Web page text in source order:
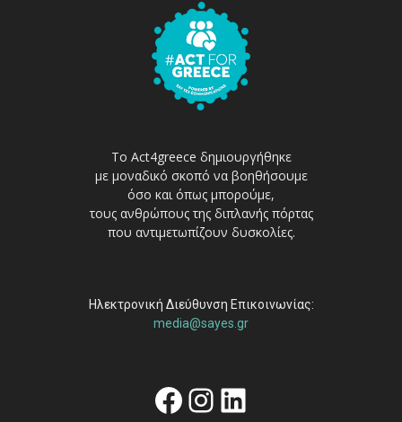
Το Act4greece δημιουργήθηκε
με μοναδικό σκοπό να βοηθήσουμε
όσο και όπως μπορούμε,
τους ανθρώπους της διπλανής πόρτας
που αντιμετωπίζουν δυσκολίες.
Ηλεκτρονική Διεύθυνση Επικοινωνίας:
media@sayes.gr
Facebook
Instagram
Linkedin